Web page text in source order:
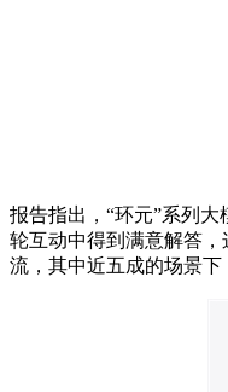
报告指出，“环元”系列大
轮互动中得到满意解答
流，其中近五成的场景